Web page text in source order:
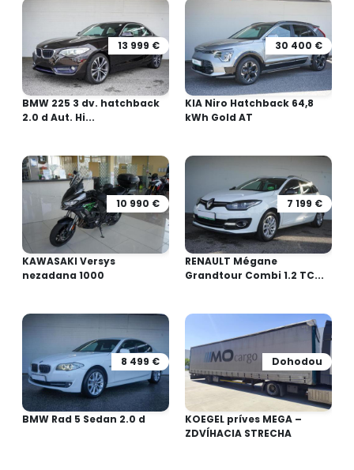
13 999 €
BMW 225 3 dv. hatchback
2.0 d Aut. Hi...
30 400 €
KIA Niro Hatchback 64,8
kWh Gold AT
10 990 €
KAWASAKI Versys
nezadana 1000
7 199 €
RENAULT Mégane
Grandtour Combi 1.2 TC...
8 499 €
BMW Rad 5 Sedan 2.0 d
Dohodou
KOEGEL príves MEGA –
ZDVÍHACIA STRECHA